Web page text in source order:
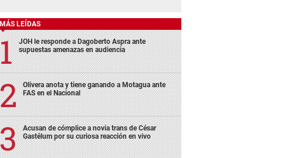
MÁS LEÍDAS
JOH le responde a Dagoberto Aspra ante
supuestas amenazas en audiencia
Olivera anota y tiene ganando a Motagua ante
FAS en el Nacional
Acusan de cómplice a novia trans de César
Gastélum por su curiosa reacción en vivo